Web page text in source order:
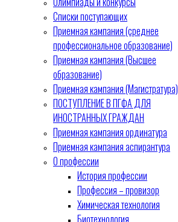
Списки поступающих
Приемная кампания (среднее
профессиональное образование)
Приемная кампания (Высшее
образование)
Приемная кампания (Магистратура)
ПОСТУПЛЕНИЕ В ПГФА ДЛЯ
ИНОСТРАННЫХ ГРАЖДАН
Приемная кампания ординатура
Приемная кампания аспирантура
О профессии
История профессии
Профессия – провизор
Химическая технология
Биотехнология